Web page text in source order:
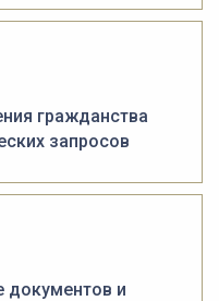
гражданства
запросов
документов и